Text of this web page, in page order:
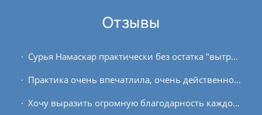
Отзывы
Сурья Намаскар практически без остатка "вытряхнул" из головы всякую ерунду, а тело и дыхание привел в максимально свободное, чистое и простое состояние. В виньясе из...
Практика очень впечатлила, очень действенно. Немного необычно было вращение туловища, как-то не совсем получилось, когда мы обнимаем себя за плечи захватывая область...
Хочу выразить огромную благодарность каждому, кто принимал участие в создании данного курса, и всей команде OUM.RU. До начала обучения и во время курса я занимался...